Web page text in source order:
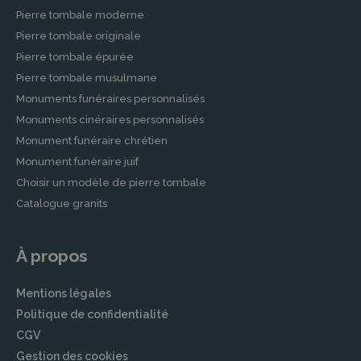
Contrats de Prévoyance Obsèques
Prévoir ses obsèques permet de soulager ses
proches des aspects pratiques et financiers.
Nos partenaires offrent des contrats de
prévoyance obsèques sur mesure pour
garantir le respect des volontés du défunt et
assurer une prise en charge complète.
Démarches après un Décès à
BRETEUIL SUR ITON
particulièrement éprouvante. Nos partenaires
vous accompagnent pour simplifier ces étapes
et vous permettent de vous concentrer sur
votre deuil.
Accompagnement dans les Démarches
Pierre tombale moderne
Pierre tombale originale
Pierre tombale épurée
Pierre tombale musulmane
Monuments funéraires personnalisés
Monuments cinéraires personnalisés
Monument funéraire chrétien
Monument funéraire juif
Choisir un modèle de pierre tombale
Catalogue granits
À propos
Mentions légales
Politique de confidentialité
CGV
Gestion des cookies